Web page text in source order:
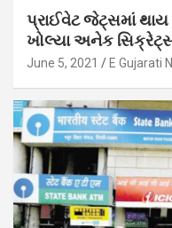
પ્રાઈવેટ જેટ્સમાં
ખોલ્યા અનેક
June 5, 2021 E Gujarati